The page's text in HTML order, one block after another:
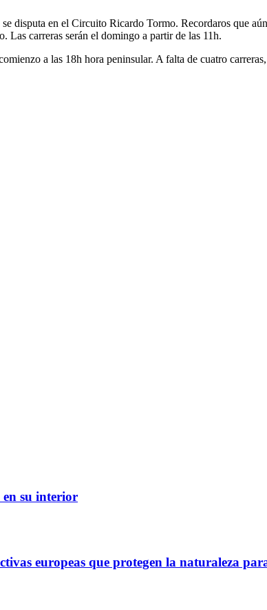
disputa en el Circuito Ricardo Tormo. Recordaros que
Las carreras serán el domingo a partir de las 11h.
a las 18h hora peninsular. A falta de cuatro
su interior
europeas que protegen la naturaleza